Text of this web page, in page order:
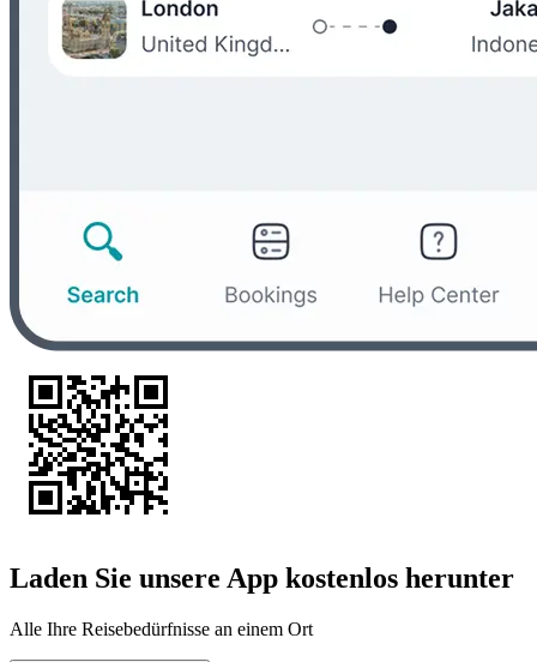
Laden Sie unsere App kostenlos herunter
Alle Ihre Reisebedürfnisse an einem Ort